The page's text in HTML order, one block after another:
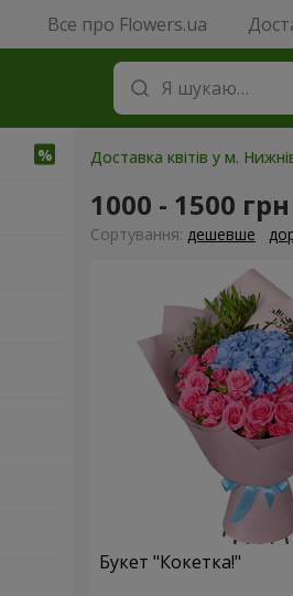
Все про Flowers.ua
Доставка квітів у м.
1000 - 1500 грн
Сортування: дешевше
Букет "Кокетка!"